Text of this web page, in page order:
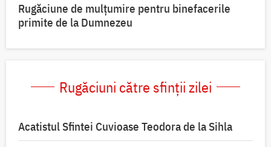
Rugăciune de mulțumire pentru binefacerile
primite de la Dumnezeu
Rugăciuni către sfinții zilei
Acatistul Sfintei Cuvioase Teodora de la Sihla